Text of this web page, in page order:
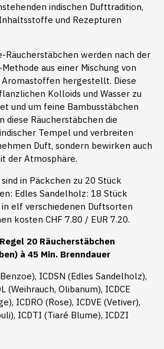
indischen Dufttradition,
und Rezepturen
Räucherstäbchen werden nach der
aus einer Mischung von
hergestellt. Diese
Kolloids und Wasser zu
und um feine Bambusstäbchen
Räucherstäbchen die
Tempel und verbreiten
Duft, sondern bewirken auch
der Atmosphäre.
in Päckchen zu 20 Stück
Edles Sandelholz: 18 Stück
in elf verschiedenen Duftsorten
kosten CHF 7.80 / EUR 7.20.
20 Räucherstäbchen
à 45 Min. Brenndauer
ICDSN (Edles Sandelholz),
(Weihrauch, Olibanum), ICDCE
ICDRO (Rose), ICDVE (Vetiver),
ICDTI (Tiaré Blume), ICDZI